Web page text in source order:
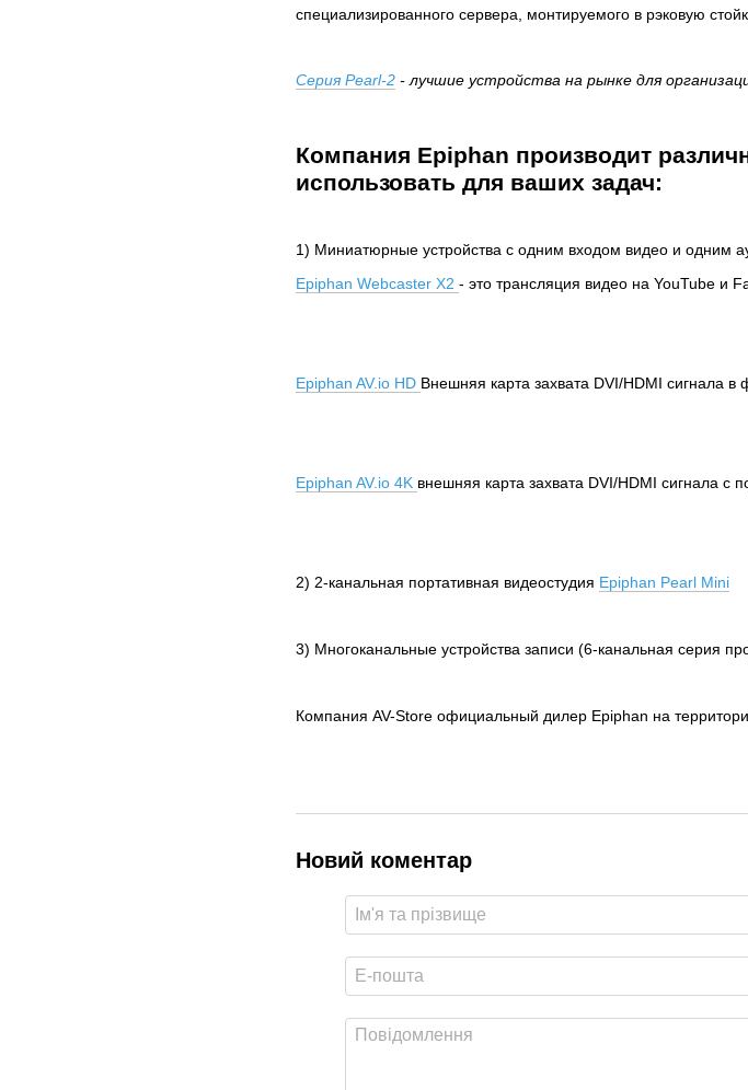
специализированного сервера, монтируемого в рэковую
Серия Pearl-2 - лучшие устройства на рынке для
Компания Epiphan производит
использовать для ваших задач:
1) Миниатюрные устройства с одним входом видео и одним
Epiphan Webcaster X2 - это трансляция видео на YouTube и
Epiphan AV.io HD Внешняя карта захвата DVI/HDMI сигнала
Epiphan AV.io 4K внешняя карта захвата DVI/HDMI сигнала с
2) 2-канальная портативная видеостудия Epiphan Pearl Mini
3) Многоканальные устройства записи (6-канальная серия
Компания AV-Store официальный дилер Epiphan на
Новий коментар